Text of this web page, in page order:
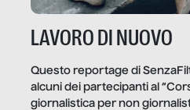
LAVORO DI NUOVO
Questo reportage di
alcuni dei partecipanti al
giornalistica per non